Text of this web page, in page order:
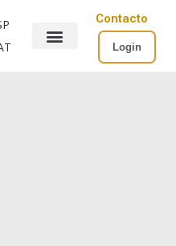
Contacto
Login